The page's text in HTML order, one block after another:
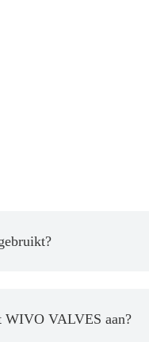
WIVO VALVES aan?